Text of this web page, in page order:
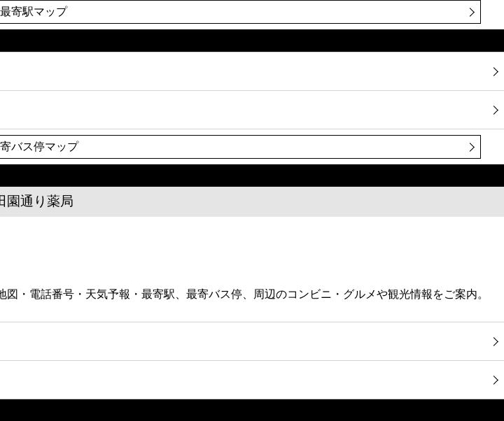
最寄駅マップ
バス停マップ
園通り薬局
・電話番号・天気予報・最寄駅、最寄バス停、周辺のコンビニ・グルメや観光情報をご案内。